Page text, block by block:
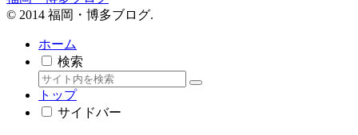
© 2014 福岡・博多ブログ.
ホーム
検索
トップ
サイドバー